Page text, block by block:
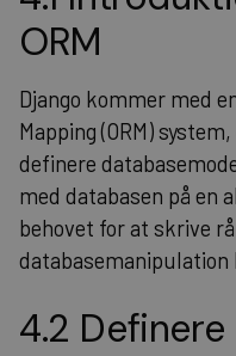
ORM
Django kommer med
Mapping (ORM)
definere
med databasen på en
behovet for at skrive
databasemanipulation
4.2